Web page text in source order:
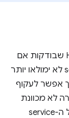
החל מגרסה 68 של Chrome, בקשות HTTP שבודקות אם
יש עדכונים לסקריפט של ה-service worker לא ימולאו יותר
אפשר לעקוף
לא מכוונת
בסקריפט של ה-service